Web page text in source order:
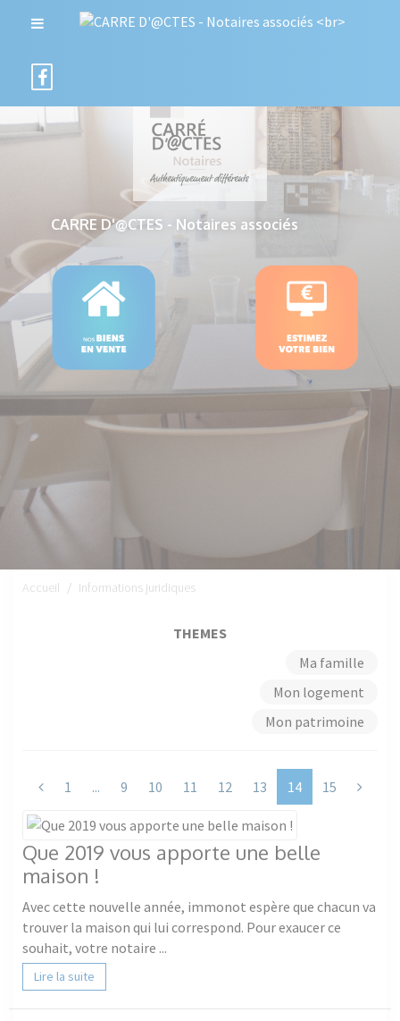
CARRE D'@CTES - Notaires associés
Accueil Informations juridiques
THEMES
Ma famille
Mon logement
Mon patrimoine
Previous
1 ... 9 10 11 12 13 14 15 Next
Que 2019 vous apporte une belle
maison !
Avec cette nouvelle année, immonot espère que chacun va
trouver la maison qui lui correspond. Pour exaucer ce
souhait, votre notaire ...
Lire la suite